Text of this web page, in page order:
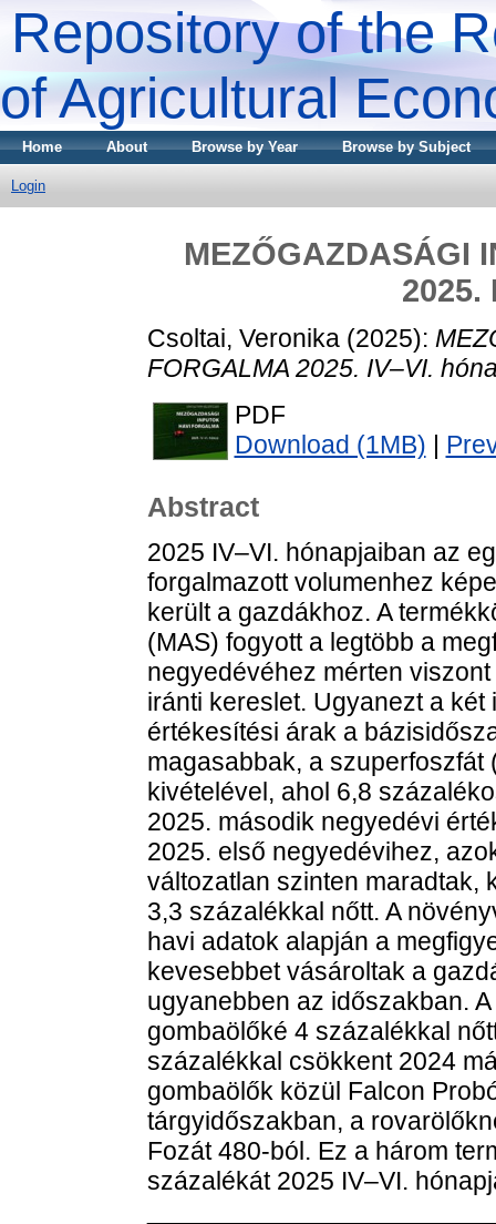
Repository of the
of Agricultural
Home About Browse by Year Browse by Subject
Login
MEZŐGAZDASÁGI
2025.
Csoltai, Veronika(2025):
FORGALMA 2025. IV–VI.
PDF
Download (1MB)
Abstract
2025 IV–VI. hónapjaiban az
forgalmazott volumenhez
került a gazdákhoz. A
(MAS) fogyott a legtöbb a
negyedévéhez mérten
iránti kereslet. Ugyanezt a
értékesítési árak a
magasabbak, a
kivételével, ahol 6,8
2025. második negyedévi
2025. első negyedévihez,
változatlan szinten maradtak,
3,3 százalékkal nőtt. A
havi adatok alapján a
kevesebbet vásároltak a
ugyanebben az időszakban.
gombaölőké 4 százalékkal
százalékkal csökkent 2024
gombaölők közül Falcon
tárgyidőszakban, a
Fozát 480-ból. Ez a három
százalékát 2025 IV–VI.